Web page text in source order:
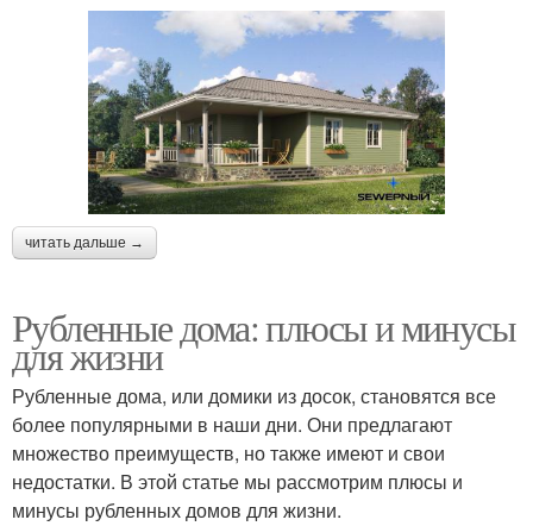
читать дальше →
Рубленные дома: плюсы и минусы
для жизни
Рубленные дома, или домики из досок, становятся все
более популярными в наши дни. Они предлагают
множество преимуществ, но также имеют и свои
недостатки. В этой статье мы рассмотрим плюсы и
минусы рубленных домов для жизни.